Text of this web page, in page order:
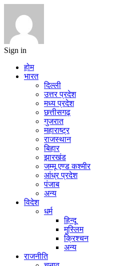
Sign in
होम
भारत
दिल्ली
उत्तर प्रदेश
मध्य प्रदेश
छत्तीसगढ़
गुजरात
महाराष्ट्र
राजस्थान
बिहार
झारखंड
जम्मू एण्ड कश्मीर
आंध्र प्रदेश
पंजाब
अन्य
विदेश
धर्म
हिन्दू
मुस्लिम
क्रिश्चन
अन्य
राजनीति